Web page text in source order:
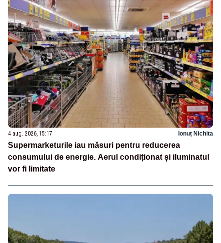
4 aug. 2026, 15:17 Ionuț Nichita
Supermarketurile iau măsuri pentru reducerea
consumului de energie. Aerul condiționat și iluminatul
vor fi limitate